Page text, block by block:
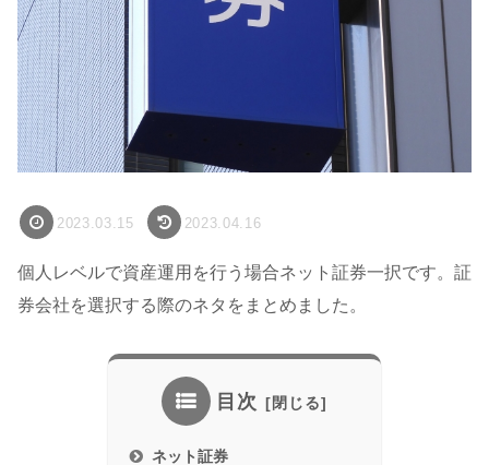
2023.03.15 2023.04.16
個人レベルで資産運用を行う場合ネット証券一択です。証
券会社を選択する際のネタをまとめました。
目次
ネット証券